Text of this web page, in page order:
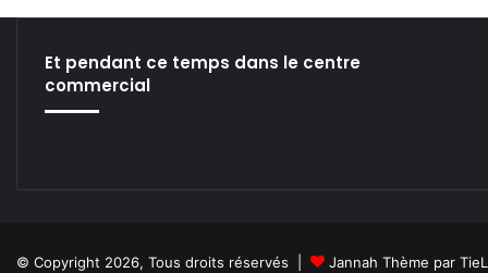
Et pendant ce temps dans le centre
commercial
© Copyright 2026, Tous droits réservés | Jannah Thème par